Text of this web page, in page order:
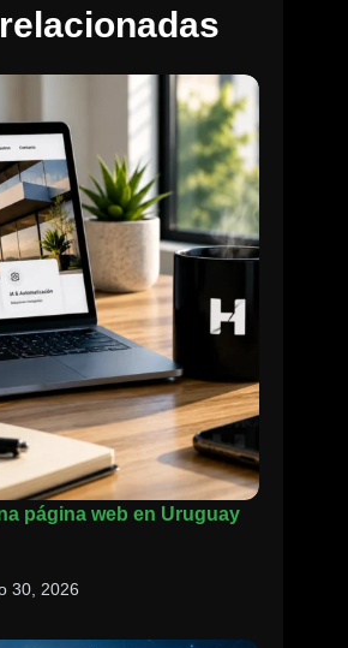
página web en Uruguay
30, 2026